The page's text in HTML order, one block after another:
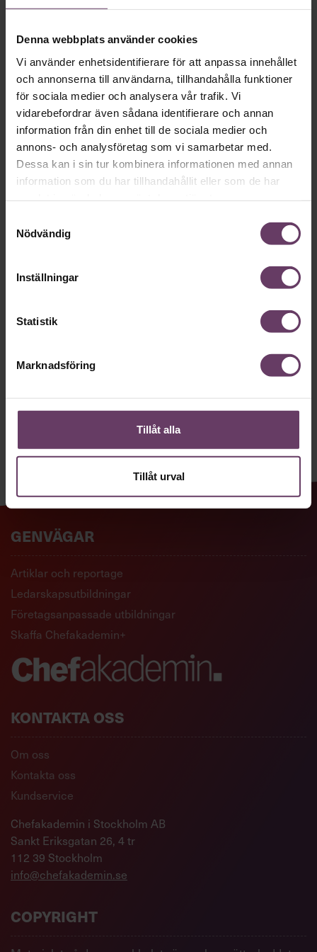
Denna webbplats använder cookies
Vi använder enhetsidentifierare för att anpassa innehållet
och annonserna till användarna, tillhandahålla funktioner
för sociala medier och analysera vår trafik. Vi
vidarebefordrar även sådana identifierare och annan
information från din enhet till de sociala medier och
annons- och analysföretag som vi samarbetar med.
Dessa kan i sin tur kombinera informationen med annan
information som du har tillhandahållit eller som de har
Nödvändig
Inställningar
Statistik
Marknadsföring
Tillåt alla
Tillåt urval
E-POST:
TELEFON:
FÖRETAG/ORGANISATION:
Jag godkänner Chefakademins integritetspolicy
GENVÄGAR
Artiklar och reportage
Ledarskapsutbildningar
Företagsanpassade utbildningar
Skaffa Chefakademin+
KONTAKTA OSS
Om oss
Kontakta oss
Kundservice
Chefakademin i Stockholm AB
Sankt Eriksgatan 26, 4 tr
112 39 Stockholm
info@chefakademin.se
COPYRIGHT